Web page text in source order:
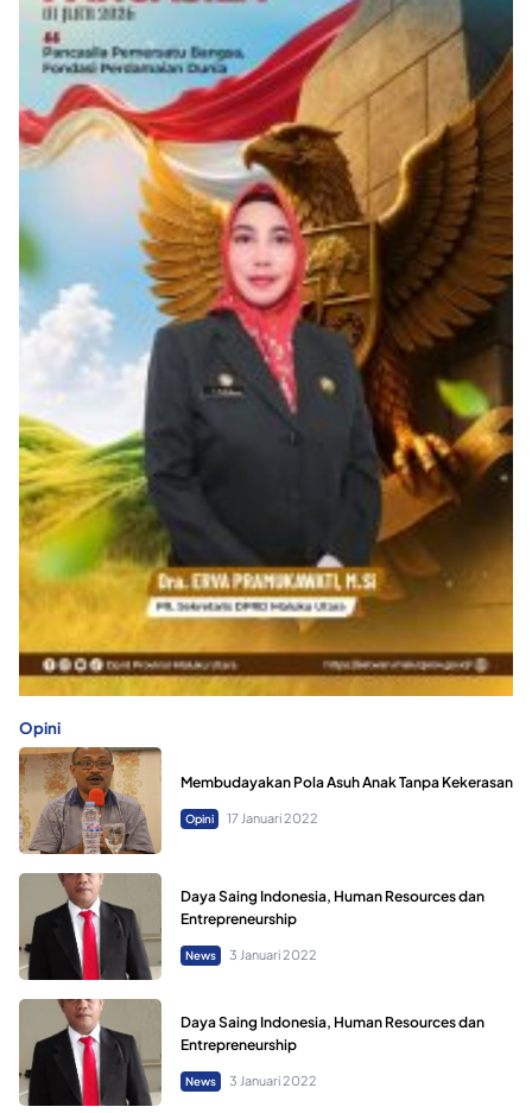
Opini
Membudayakan Pola Asuh Anak Tanpa Kekerasan
Opini 17 Januari 2022
Daya Saing Indonesia, Human Resources dan
Entrepreneurship
News 3 Januari 2022
Daya Saing Indonesia, Human Resources dan
Entrepreneurship
News 3 Januari 2022